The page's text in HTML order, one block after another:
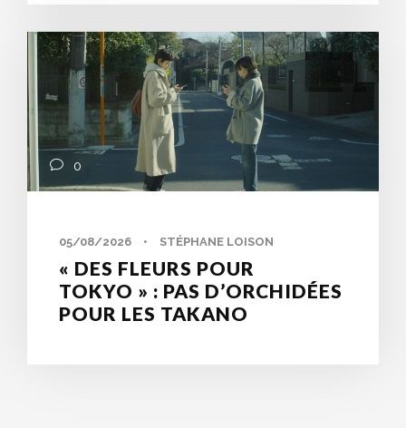
0
05/08/2026 • STÉPHANE LOISON
« DES FLEURS POUR
TOKYO » : PAS D’ORCHIDÉES
POUR LES TAKANO